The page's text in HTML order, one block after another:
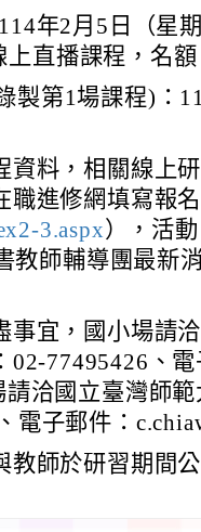
年2月5日（星
上直播課程，名
製第1場課程)：
資料，相關線上
職進修網填寫報
3.aspx），活
教師輔導團最新
事宜，國小場請
02-77495426、
請洽國立臺灣師
電子郵件：
教師於研習期間